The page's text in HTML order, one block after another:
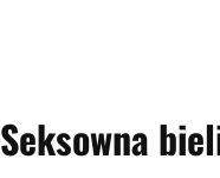
Seksowna